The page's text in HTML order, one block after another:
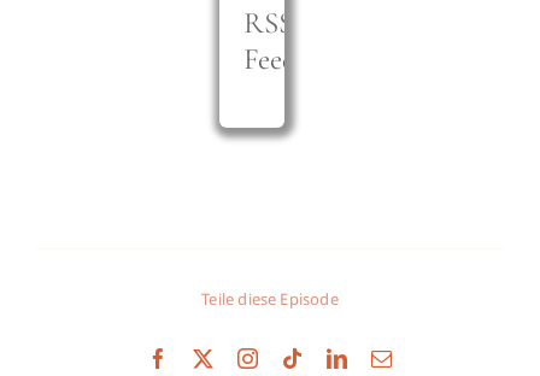
RSS
Feed
Teile diese Episode